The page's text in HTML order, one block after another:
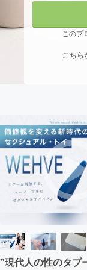
このプ
こちら
"現代人の性のタブ